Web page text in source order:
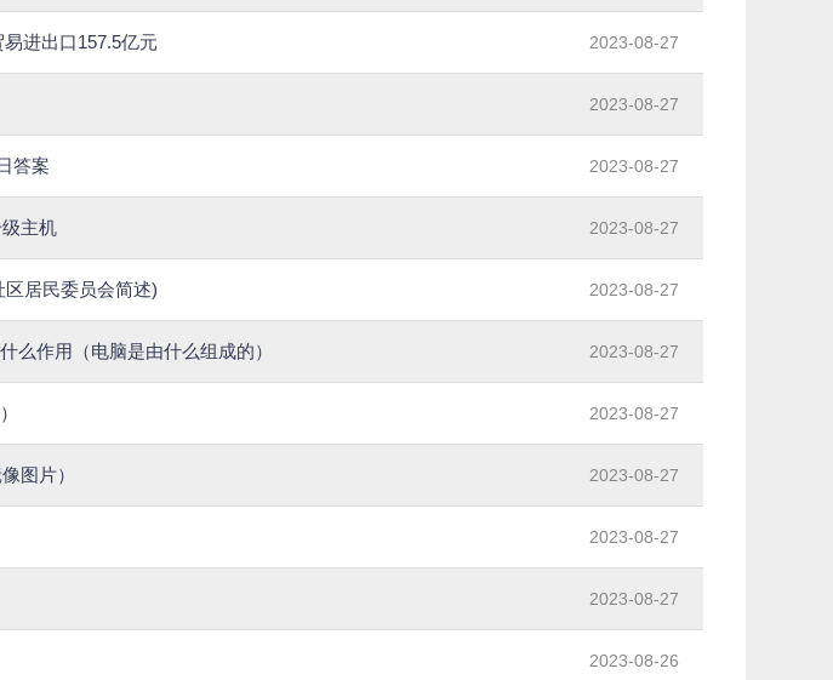
进出口157.5亿元 2023-08-27
2023-08-27
答案 2023-08-27
主机 2023-08-27
居民委员会简述) 2023-08-27
么作用（电脑是由什么组成的） 2023-08-27
2023-08-27
图片） 2023-08-27
2023-08-27
2023-08-27
2023-08-26